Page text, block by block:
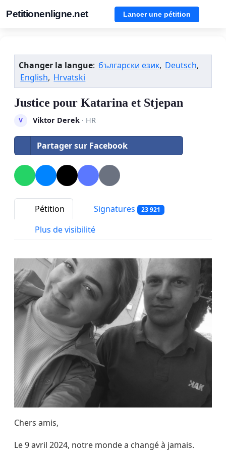
Petitionenligne.net Lancer une pétition
Changer la langue: български език, Deutsch,
English, Hrvatski
Justice pour Katarina et Stjepan
V Viktor Derek· HR
Partager sur Facebook
Pétition Signatures 23 921
Plus de visibilité
Chers amis,
Le 9 avril 2024, notre monde a changé à jamais.